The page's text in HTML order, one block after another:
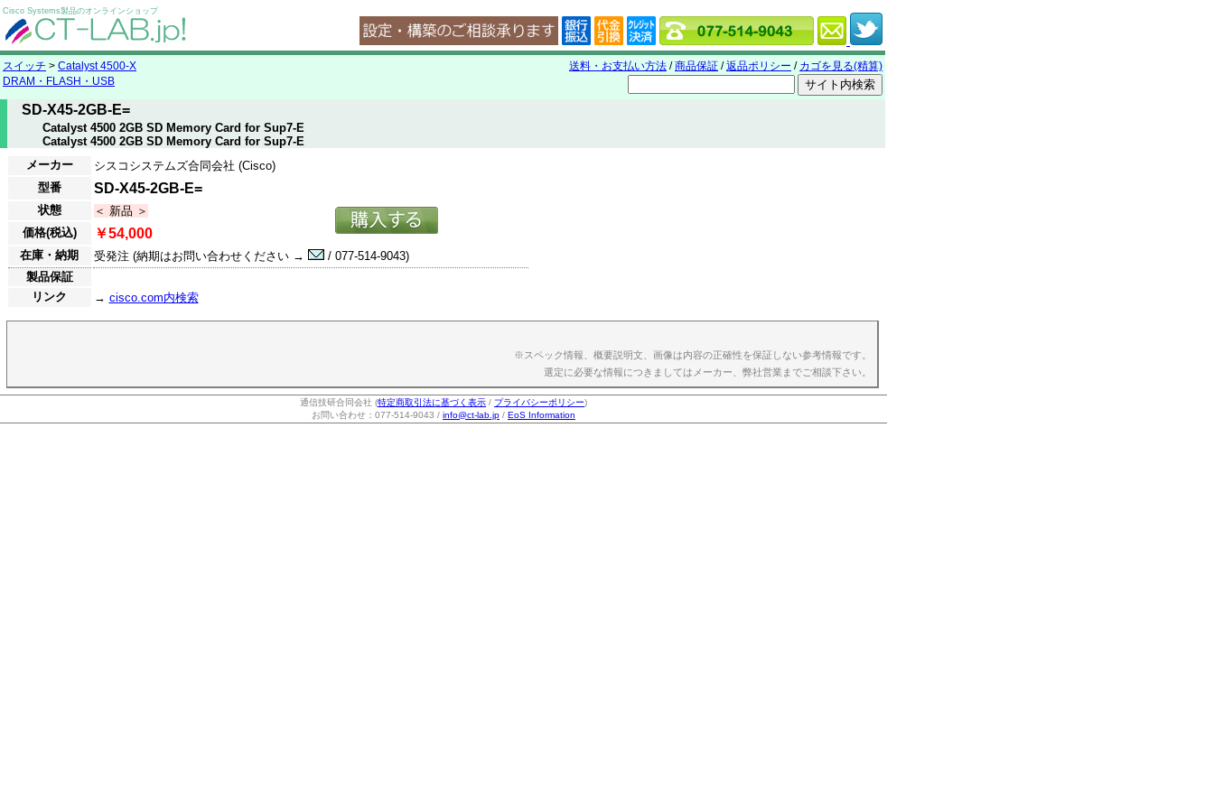
Cisco Systems製品のオンラインショップ
スイッチ > Catalyst 4500-X
DRAM・FLASH・USB
送料・お支払い方法 /商品保証 /返品ポリシー / カゴを見る(精算)
SD-X45-2GB-E=
Catalyst 4500 2GB SD Memory Card for Sup7-E
Catalyst 4500 2GB SD Memory Card for Sup7-E
メーカー
シスコシステムズ合同会社 (Cisco)
型番
SD-X45-2GB-E=
状態
＜ 新品 ＞
価格(税込)
￥54,000
在庫・納期 受発注 (納期はお問い合わせください →
/ 077-514-9043)
製品保証
リンク
→ cisco.com内検索
※スペック情報、概要説明文、画像は内容の正確性を保証しない参考情報です。
選定に必要な情報につきましてはメーカー、弊社営業までご相談下さい。
通信技研合同会社 (特定商取引法に基づく表示 / プライバシーポリシー)
お問い合わせ：077-514-9043 / info@ct-lab.jp / EoS Information